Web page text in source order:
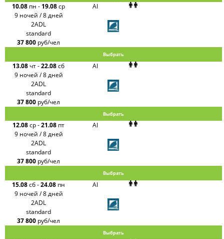
10.08 пн - 19.08ср
9 ночей / 8 дней
AI
2ADL
standard
37 800 руб/чел
Выбрать
13.08 чт-22.08сб
9 ночей / 8 дней
AI
2ADL
standard
37 800 руб/чел
Выбрать
12.08ср-21.08 пт
9 ночей / 8 дней
AI
2ADL
standard
37 800 руб/чел
Выбрать
15.08сб-24.08 пн
9 ночей / 8 дней
AI
2ADL
standard
37 800 руб/чел
Выбрать